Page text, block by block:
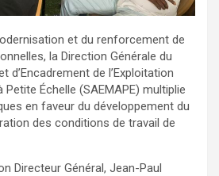
et du renforcement de
la Direction Générale du
d’Encadrement de l’Exploitation
Échelle (SAEMAPE) multiplie
en faveur du développement du
des conditions de travail de
Directeur Général, Jean-Paul